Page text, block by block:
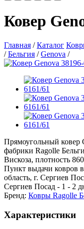
Ковер
Главная / Каталог
/ Бельгия / Genova /
Прямоугольный ковер
фабрики Ragolle
Вискоза, плотность
Пункт выдачи ковров
область, г. Сергиев
Сергиев Посад - 1 - 2
Бренд: Ковры Ragolle
Характеристики